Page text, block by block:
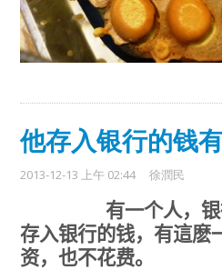
他存入银行的钱
2013-12-13 上午 02:44 徐潤民
有一个人，银行
存入银行的钱，有這麽
资，也不花费。